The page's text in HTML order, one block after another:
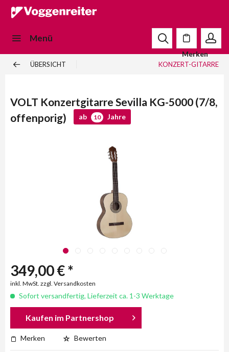
Menü
Merken
ÜBERSICHT KONZERT-GITARRE
VOLT Konzertgitarre Sevilla KG-5000 (7/8,
offenporig)
ab 10 Jahre
349,00 € *
inkl. MwSt. zzgl. Versandkosten
Sofort versandfertig, Lieferzeit ca. 1-3 Werktage
Kaufen im Partnershop
Merken Bewerten